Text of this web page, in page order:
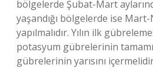
bölgelerde Şubat-Mart
yaşandığı bölgelerde ise
yapılmalıdır. Yılın ilk
potasyum gübrelerinin
gübrelerinin yarısını